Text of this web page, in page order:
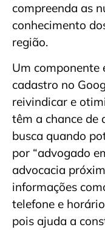
compreenda as
conhecimento
região.
Um componente
cadastro no
reivindicar e
têm a chance de
busca quando
por “advogado
advocacia
informações
telefone e
pois ajuda a